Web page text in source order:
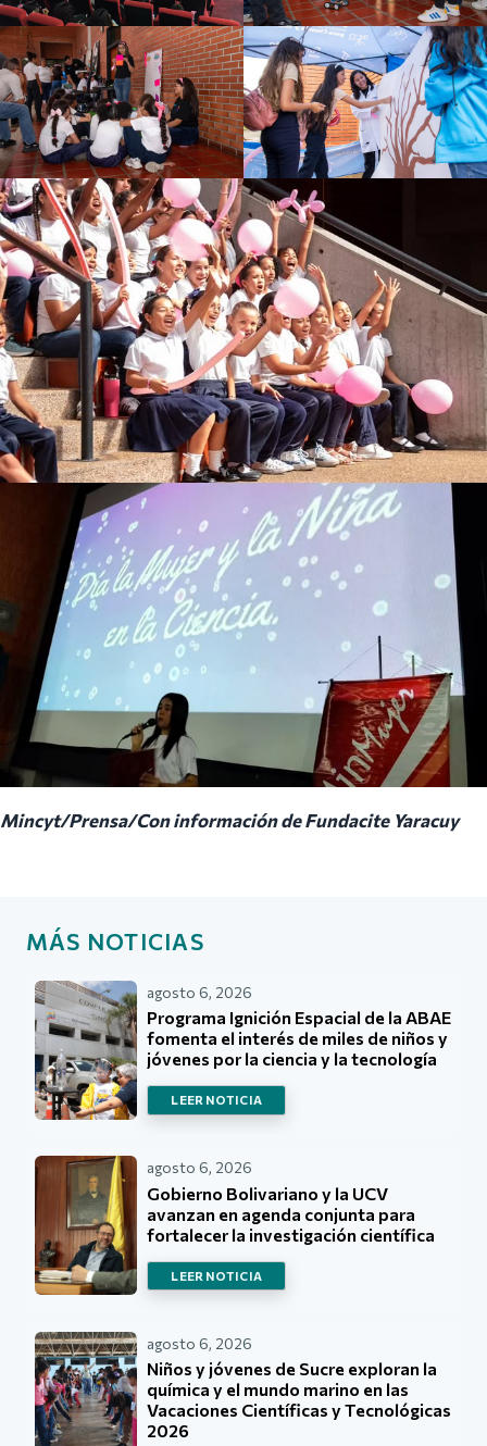
Mincyt/Prensa/Con información de Fundacite Yaracuy
MÁS NOTICIAS
agosto 6, 2026
Programa Ignición Espacial de la ABAE
fomenta el interés de miles de niños y
jóvenes por la ciencia y la tecnología
LEER NOTICIA
agosto 6, 2026
Gobierno Bolivariano y la UCV
avanzan en agenda conjunta para
fortalecer la investigación científica
LEER NOTICIA
agosto 6, 2026
Niños y jóvenes de Sucre exploran la
química y el mundo marino en las
Vacaciones Científicas y Tecnológicas
2026